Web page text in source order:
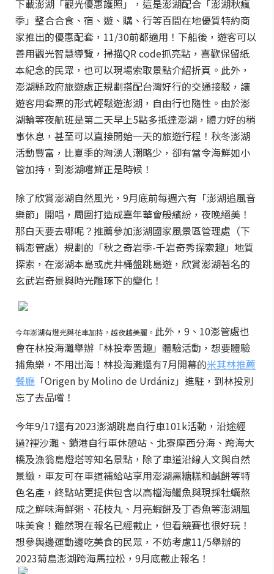
下載澎湖「觀光優惠護照」，這是澎湖配合「澎湖秋瘋
季」整合合食、宿、遊、購、行等百間在地優質特約商
家推出的優惠配套，11/30前都適用！下船後，遊客可以
善用觀光智慧導覽，掃描QR code抓亮點，喜歡保留紙
本紀念的民眾，也可以現場索取景點介紹折頁。 此外，
澎湖縣政府旅遊處正規劃搭配台灣好行的交通接駁，讓
遊客用套票的形式輕鬆遊澎湖，自由行也隨性。由於澎
湖輪等夜航班是第二天早上5點多抵達澎湖，體力好的稍
事休息，甚至可以直接開始一天的旅遊行程！秋冬澎湖
活動豐富，比夏季的洶湧人潮略少，卻有當令海鮮如小
管加持，到澎湖嚐鮮正是時候！
除了欣賞澎湖自然風光，9月底前每週六有「澎湖追風音
樂節」開唱，周圍打造成嘉年華會般繽紛，夜晚絕美！
那白天要去哪呢？推薦參加澎湖國家風景區管理處（下
稱澎管處）規劃的「秋之奇岩季-千岩奇秀探索趣」地質
探索，在澎湖本島或虎井桶盤跳島遊，欣賞澎湖著名的
玄武岩奇景與時光雕琢下的變化！
今年澎湖有燈光與花車加持，越夜越美麗。 此外，9、10澎管處也
會在林投海灘舉辦「林投牽罟趣」體驗活動，想要體驗
捕魚樂，不用出海！林投海灘還有7月開幕的米其林推薦
餐廳 「Origen by Molino de Urdániz」進駐，到林投別
忘了去品嚐！
今年9/17還有2023澎湖跳島自行車101k活動，沿途經
過?裡沙灘、鎖港自行車休憩站、北寮摩西分海、跨海大
橋及漁翁島燈塔等知名景點，除了車道沿線人文與自然
景緻，車友可在車道補給站享用澎湖黑糖糕和鹹餅等特
色名產，終點站更提供包含以高檔海鱺魚與現採牡蠣熬
成之鮮味海鮮粥、花枝丸、月亮蝦餅及丁香魚等澎湖風
味美食！雖然現在報名已經截止，但看競賽也很好玩！
想參與邊運動邊吃美食的民眾，不妨考慮11/5舉辦的
2023菊島澎湖跨海馬拉松，9月底截止報名！